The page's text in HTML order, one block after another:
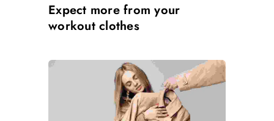
Expect more from your
workout clothes